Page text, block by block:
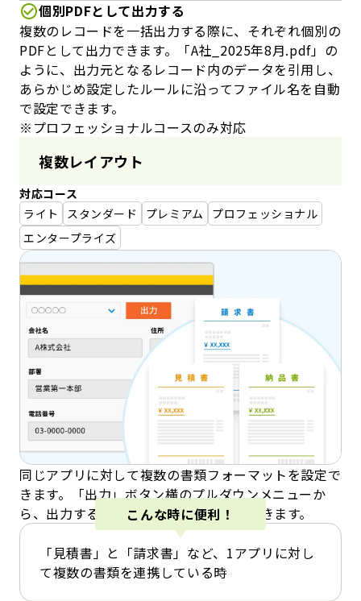
個別PDFとして出力する
複数のレコードを一括出力する際に、それぞれ個別の
PDFとして出力できます。「A社_2025年8月.pdf」の
ように、出力元となるレコード内のデータを引用し、
あらかじめ設定したルールに沿ってファイル名を自動
で設定できます。
※プロフェッショナルコースのみ対応
複数レイアウト
対応コース
ライト
スタンダード プレミアム
プロフェッショナル
エンタープライズ
同じアプリに対して複数の書類フォーマットを設定で
きます。「出力」ボタン横のプルダウンメニューか
ら、出力する書類のレイアウトを選択できます。
こんな時に便利！
「見積書」と「請求書」など、1アプリに対し
て複数の書類を連携している時